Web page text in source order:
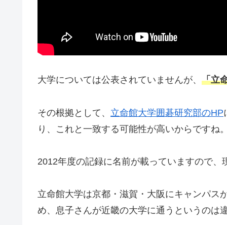
大学については公表されていませんが、 「立
その根拠として、 立命館大学囲碁研究部のHP
り、これと一致する可能性が高いからですね
2012年度の記録に名前が載っていますので
立命館大学は京都・滋賀・大阪にキャンパス
め、息子さんが近畿の大学に通うというのは